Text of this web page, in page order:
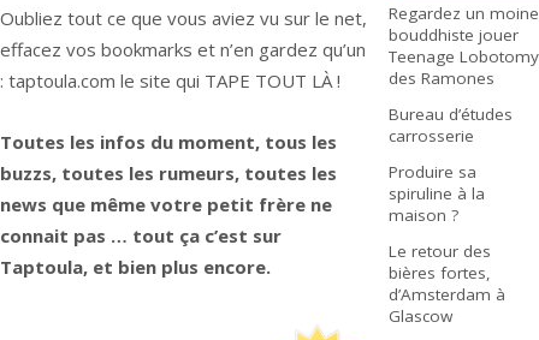
Oubliez tout ce que vous aviez vu sur le net,
effacez vos bookmarks et n’en gardez qu’un
: taptoula.com le site qui TAPE TOUT LÀ !
Toutes les infos du moment, tous les
buzzs, toutes les rumeurs, toutes les
news que même votre petit frère ne
connait pas … tout ça c’est sur
Taptoula, et bien plus encore.
Regardez un moine
bouddhiste jouer
Teenage Lobotomy
des Ramones
Bureau d’études
carrosserie
Produire sa
spiruline à la
maison ?
Le retour des
bières fortes,
d’Amsterdam à
Glascow